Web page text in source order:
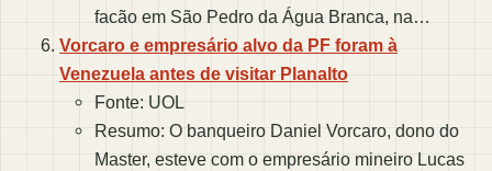
facão em São Pedro da Água Branca, na…
Vorcaro e empresário alvo da PF foram à
Venezuela antes de visitar Planalto
Fonte: UOL
Resumo: O banqueiro Daniel Vorcaro, dono do
Master, esteve com o empresário mineiro Lucas